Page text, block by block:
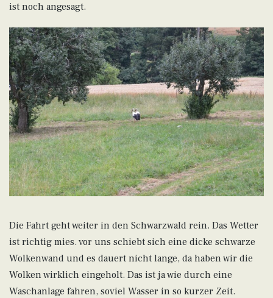
ist noch angesagt.
Die Fahrt geht weiter in den Schwarzwald rein. Das Wetter
ist richtig mies. vor uns schiebt sich eine dicke schwarze
Wolkenwand und es dauert nicht lange, da haben wir die
Wolken wirklich eingeholt. Das ist ja wie durch eine
Waschanlage fahren, soviel Wasser in so kurzer Zeit.